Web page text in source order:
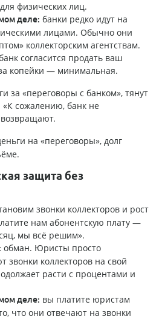
физических лиц.
деле: банки редко идут на
лицами. Обычно они
коллекторским агентствам.
согласится продать ваш
копейки — минимальная.
за «переговоры с банком», тянут
«К сожалению, банк не
возвращают.
на «переговоры», долг
защита без
звонки коллекторов и рост
нам абонентскую плату —
мы всё решим».
обман. Юристы просто
звонки коллекторов на свой
расти с процентами и
деле: вы платите юристам
что они отвечают на звонки